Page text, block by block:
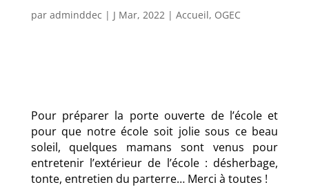
par adminddec | J Mar, 2022| Accueil, OGEC
Pour préparer la porte ouverte de l’école et
pour que notre école soit jolie sous ce beau
soleil, quelques mamans sont venus pour
entretenir l’extérieur de l’école : désherbage,
tonte, entretien du parterre… Merci à toutes !